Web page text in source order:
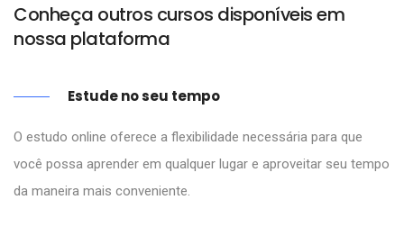
Conheça outros cursos disponíveis em
nossa plataforma
Estude no seu tempo
O estudo online oferece a flexibilidade necessária para que
você possa aprender em qualquer lugar e aproveitar seu tempo
da maneira mais conveniente.